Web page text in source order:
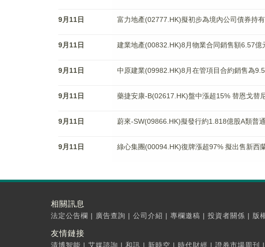
9月11日 富力地產(02777.HK)擬初步為境內公司債券持
9月11日 建業地產(00832.HK)8月物業合同銷售額6.57億
9月11日 中原建業(09982.HK)8月在管項目合約銷售為
9月11日 藥捷安康-B(02617.HK)盤中漲超15% 替恩戈替
9月11日 蔚來-SW(09866.HK)擬發行約1.818億股A類普
9月11日 綠心集團(00094.HK)復牌漲超97% 擬出售新西
相關訊息
法定公告欄 | 廣告查詢 | 公司介紹 | 專欄邀稿 | 投資者關係 | 版
友情鏈接
清博智能 | 艾媒諮詢 | 和訊 | 新時空 | 時代財經 | 證券市場周刊 |